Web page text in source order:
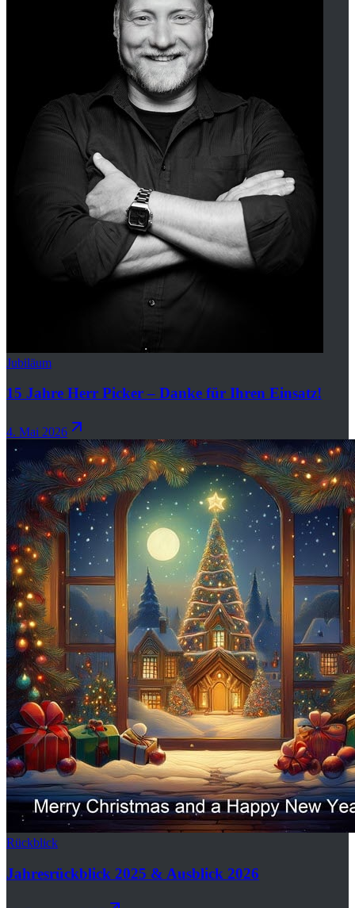
Jubiläum
15 Jahre Herr Picker – Danke für Ihren Einsatz!
4. Mai 2026
Rückblick
Jahresrückblick 2025 & Ausblick 2026